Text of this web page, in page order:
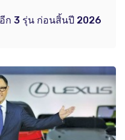
ก 3 รุ่น ก่อนสิ้นปี 2026